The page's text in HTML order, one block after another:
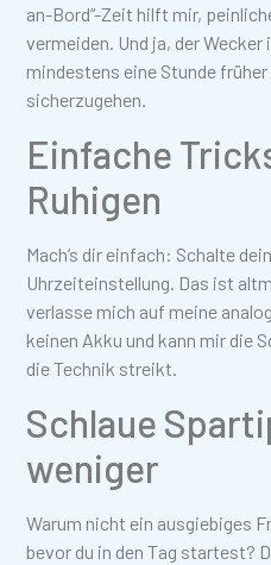
an-Bord“-Zeit hilft mir,
vermeiden. Und ja, der
mindestens eine Stunde
sicherzugehen.
Einfache
Ruhigen
Mach’s dir einfach: Schalte
Uhrzeiteinstellung. Das ist
verlasse mich auf meine
keinen Akku und kann mir die
die Technik streikt.
Schlaue
weniger
Warum nicht ein ausgiebiges
bevor du in den Tag startest?